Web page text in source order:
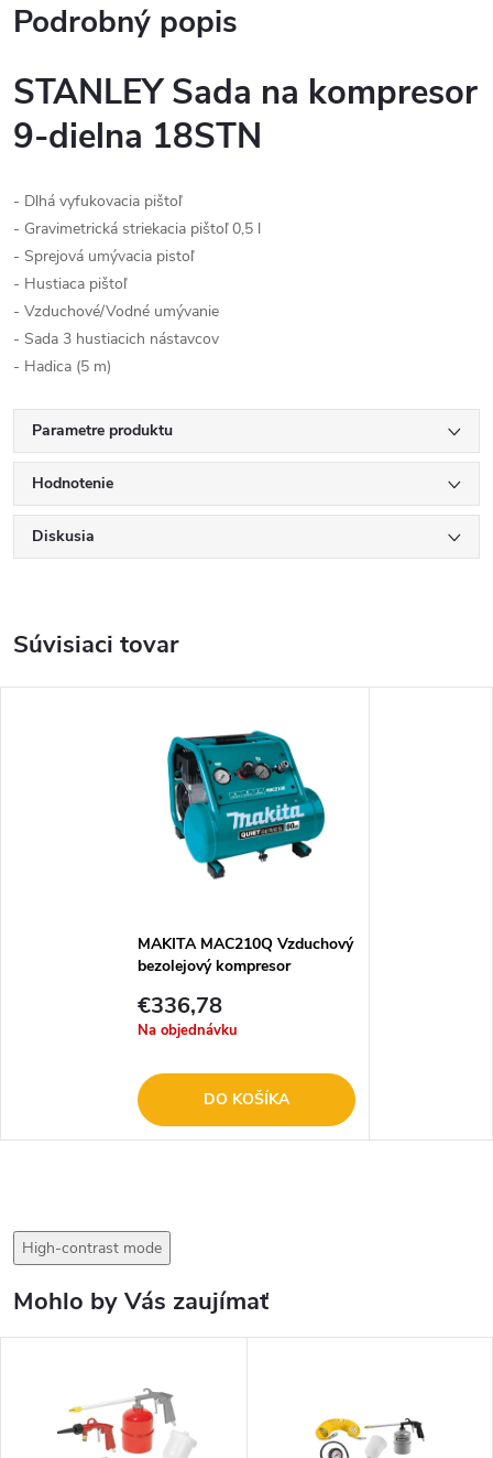
Podrobný popis
STANLEY Sada na kompresor
9-dielna 18STN
- Dlhá vyfukovacia pištoľ
- Gravimetrická striekacia pištoľ 0,5 l
- Sprejová umývacia pistoľ
- Hustiaca pištoľ
- Vzduchové/Vodné umývanie
- Sada 3 hustiacich nástavcov
- Hadica (5 m)
Parametre produktu
Hodnotenie
Diskusia
Súvisiaci tovar
MAKITA MAC210Q Vzduchový
bezolejový kompresor
€336,78
Na objednávku
DO KOŠÍKA
High-contrast mode
Mohlo by Vás zaujímať